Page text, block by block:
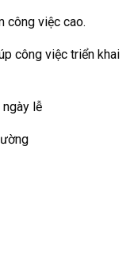
công việc cao.
công việc triển khai
ngày lễ